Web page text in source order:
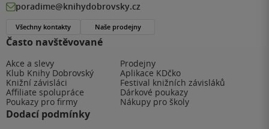
Často navštěvované
Akce a slevy
Prodejny
Klub Knihy Dobrovský
Aplikace KDčko
Knižní závisláci
Festival knižních závisláků
Affiliate spolupráce
Dárkové poukazy
Poukazy pro firmy
Nákupy pro školy
Dodací podmínky
poradime@knihydobrovsky.cz
Všechny kontakty Naše prodejny